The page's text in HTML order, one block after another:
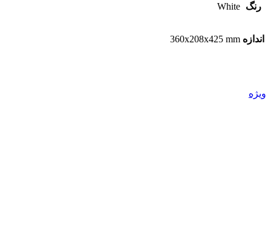
رنگ White
اندازه 360x208x425 mm
ویژه